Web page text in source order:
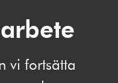
vi fortsätta